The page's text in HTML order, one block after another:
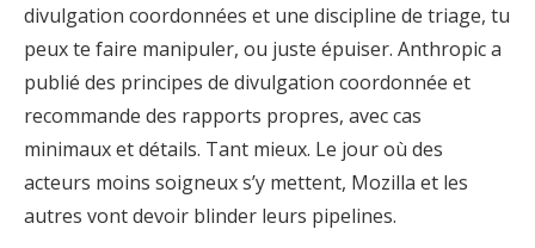
divulgation coordonnées et une discipline de triage, tu
peux te faire manipuler, ou juste épuiser. Anthropic a
publié des principes de divulgation coordonnée et
recommande des rapports propres, avec cas
minimaux et détails. Tant mieux. Le jour où des
acteurs moins soigneux s’y mettent, Mozilla et les
autres vont devoir blinder leurs pipelines.